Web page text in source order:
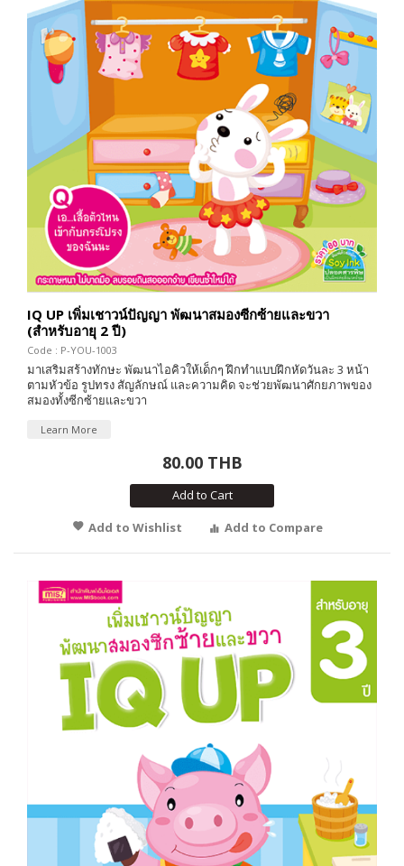
IQ UP เพิ่มเชาวน์ปัญญา พัฒนาสมองซีกซ้ายและขวา
(สำหรับอายุ 2 ปี)
Code : P-YOU-1003
มาเสริมสร้างทักษะ พัฒนาไอคิวให้เด็กๆ ฝึกทำแบบฝึกหัดวันละ 3 หน้า
ตามหัวข้อ รูปทรง สัญลักษณ์ และความคิด จะช่วยพัฒนาศักยภาพของ
สมองทั้งซีกซ้ายและขวา
Learn More
80.00 THB
Add to Cart
Add to Wishlist
Add to Compare